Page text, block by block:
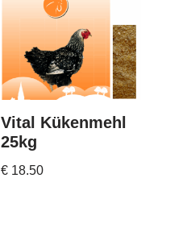
Vital Kükenmehl
25kg
€18.50